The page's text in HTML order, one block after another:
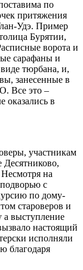
по
притяжения
Удэ. Пример
Бурятии,
ворота и
сарафаны и
тюрбана, и,
занесенные в
Все это –
оказались в
участникам
Десятниково,
на
с
по дому-
староверов и
а выступление
настоящий
исполняли
благодаря